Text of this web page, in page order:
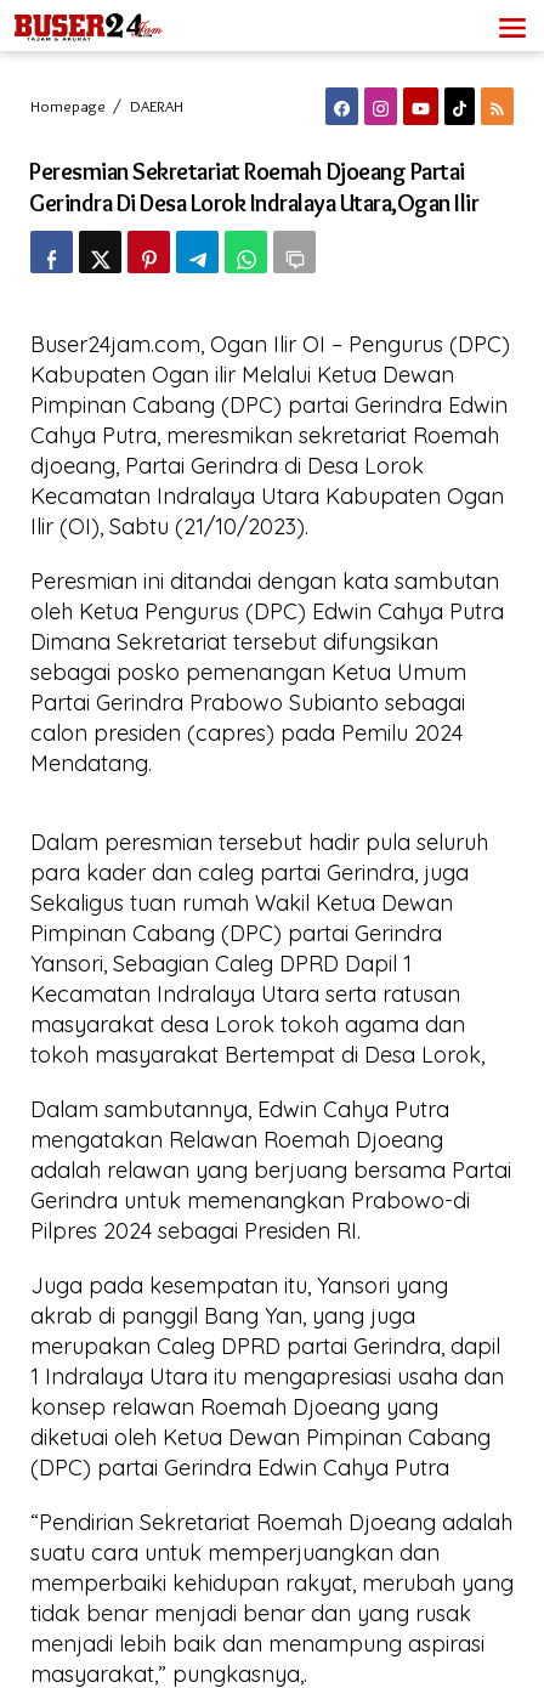
Lewati
ke
konten
Homepage / DAERAH
Djoeang
Partai
Gerindra
Di
Desa
Lorok
Ilir
Peresmian Sekretariat Roemah Djoeang Partai
Gerindra Di Desa Lorok Indralaya Utara,Ogan Ilir
Buser24jam.com, Ogan Ilir OI – Pengurus (DPC)
Kabupaten Ogan ilir Melalui Ketua Dewan
Pimpinan Cabang (DPC) partai Gerindra Edwin
Cahya Putra, meresmikan sekretariat Roemah
djoeang, Partai Gerindra di Desa Lorok
Kecamatan Indralaya Utara Kabupaten Ogan
Ilir (OI), Sabtu (21/10/2023).
Peresmian ini ditandai dengan kata sambutan
oleh Ketua Pengurus (DPC) Edwin Cahya Putra
Dimana Sekretariat tersebut difungsikan
sebagai posko pemenangan Ketua Umum
Partai Gerindra Prabowo Subianto sebagai
calon presiden (capres) pada Pemilu 2024
Mendatang.
Dalam peresmian tersebut hadir pula seluruh
para kader dan caleg partai Gerindra, juga
Sekaligus tuan rumah Wakil Ketua Dewan
Pimpinan Cabang (DPC) partai Gerindra
Yansori, Sebagian Caleg DPRD Dapil 1
Kecamatan Indralaya Utara serta ratusan
masyarakat desa Lorok tokoh agama dan
tokoh masyarakat Bertempat di Desa Lorok,
Dalam sambutannya, Edwin Cahya Putra
mengatakan Relawan Roemah Djoeang
adalah relawan yang berjuang bersama Partai
Gerindra untuk memenangkan Prabowo-di
Pilpres 2024 sebagai Presiden RI.
Juga pada kesempatan itu, Yansori yang
akrab di panggil Bang Yan, yang juga
merupakan Caleg DPRD partai Gerindra, dapil
1 Indralaya Utara itu mengapresiasi usaha dan
konsep relawan Roemah Djoeang yang
diketuai oleh Ketua Dewan Pimpinan Cabang
(DPC) partai Gerindra Edwin Cahya Putra
“Pendirian Sekretariat Roemah Djoeang adalah
suatu cara untuk memperjuangkan dan
memperbaiki kehidupan rakyat, merubah yang
tidak benar menjadi benar dan yang rusak
menjadi lebih baik dan menampung aspirasi
masyarakat,” pungkasnya,.